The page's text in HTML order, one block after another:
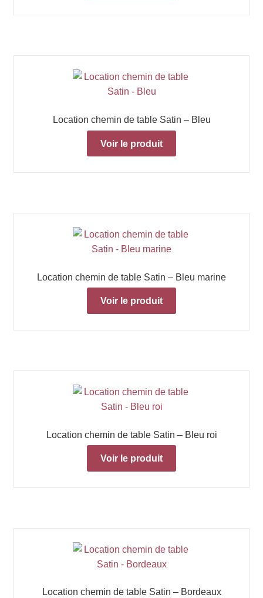
Location chemin de table Satin – Bleu
Voir le produit
Location chemin de table Satin – Bleu marine
Voir le produit
Location chemin de table Satin – Bleu roi
Voir le produit
Location chemin de table Satin – Bordeaux